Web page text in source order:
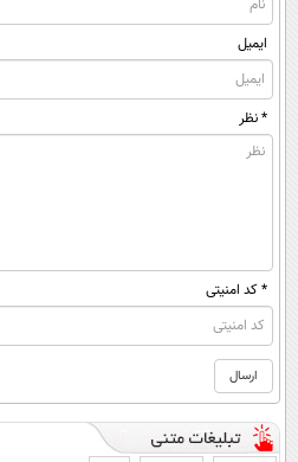
ایمیل
* نظر
* کد امنیتی